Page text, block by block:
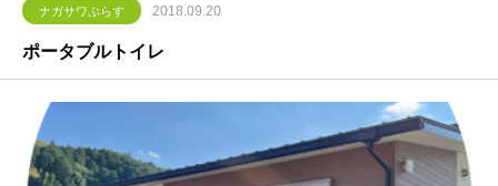
ナガサワぷらす 2018.09.20
ポータブルトイレ